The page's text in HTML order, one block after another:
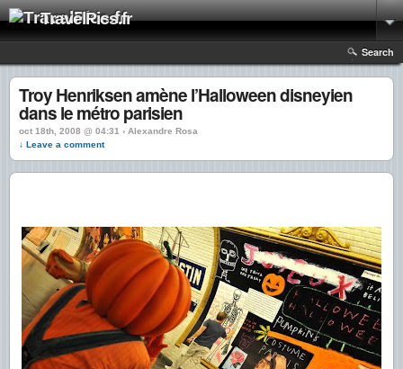
TravelPics.fr
Search
Troy Henriksen amène l’Halloween disneyien
dans le métro parisien
oct 18th, 2008 @ 04:31 › Alexandre Rosa
↓ Leave a comment